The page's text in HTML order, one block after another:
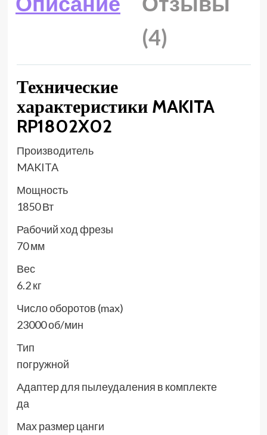
(4)
Технические
характеристики MAKITA
RP1802X02
Производитель
MAKITA
Мощность
1850 Вт
Рабочий ход фрезы
70 мм
Вес
6.2 кг
Число оборотов (max)
23000 об/мин
Тип
погружной
Адаптер для пылеудаления в комплекте
да
Мах размер цанги